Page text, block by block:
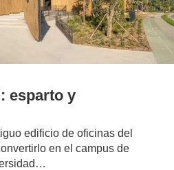
esparto y
edificio de oficinas del
en el campus de